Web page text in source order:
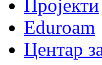
Пројекти
Eduroam
Центар